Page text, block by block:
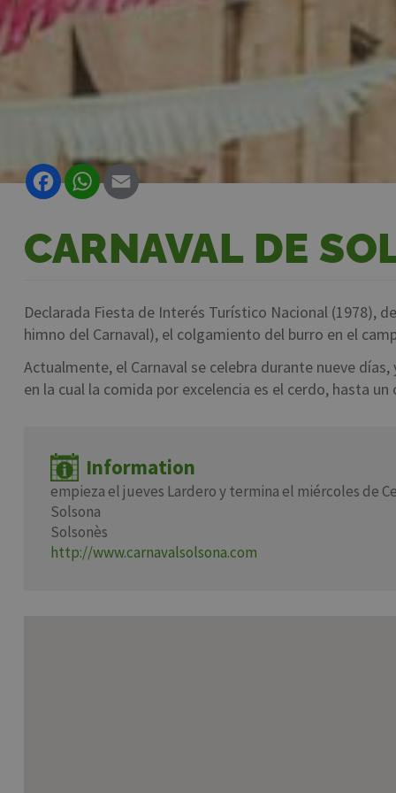
FacebookWhatsApp
CARNAVAL DE
Declarada Fiesta de Interés Turístico Nacional (1978),
himno del Carnaval), el colgamiento del burro en el
Actualmente, el Carnaval se celebra durante nueve
en la cual la comida por excelencia es el cerdo, hasta
Information
empieza el jueves Lardero y termina el miércoles de
Solsona
Solsonès
http://www.carnavalsolsona.com